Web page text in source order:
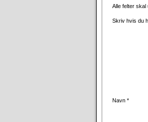
Alle felter skal
Skriv hvis du
Navn *